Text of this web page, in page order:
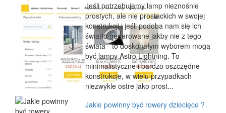
Jeśli potrzebujemy lamp nieznośnie
prostych, ale nie prostackich w swojej
konstrukcji i jeśli podoba nam się ich
światło generowane jakby nie z tego
świata - to doskonałym wyborem mogą
być lampy Astro Lightning. To
minimalistyczne i bardzo oszczędne
konstrukcje, w wielu przypadkach
niezwykle ostre jako prost...
Jakie powinny być rowery dziecięce ?